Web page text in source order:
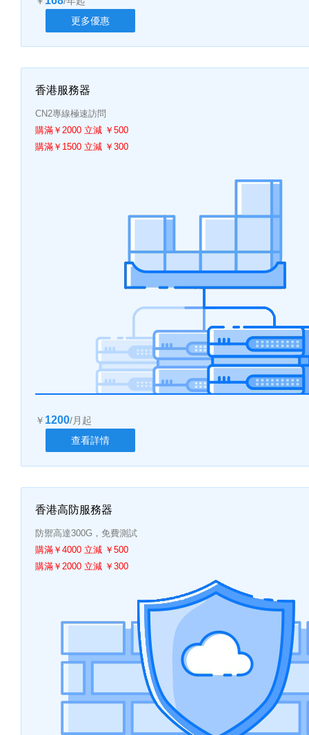
更多優惠
香港服務器
CN2專線極速訪問
購滿￥2000 立減 ￥500
購滿￥1500 立減 ￥300
￥ 1200/月起
查看詳情
香港高防服務器
防禦高達300G，免費測試
購滿￥4000 立減 ￥500
購滿￥2000 立減 ￥300